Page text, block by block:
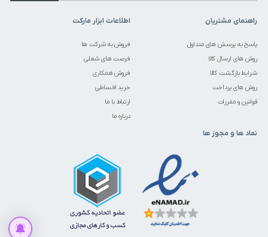
راهنمای مشتریان
پاسخ به پرسش های متداول
روش های ارسال کالا
شرایط بازگشت کالا
روش های پرداخت
قوانین و مقررات
اطلاعات ابزار مارکت
فروش به شرکت ها
فرصت های شغلی
فروش همکاری
خرید اقساطی
ارتباط با ما
درباره ما
نماد ها و مجوز ها
متاسفانه این کالا در حال حاضر موجود نیست